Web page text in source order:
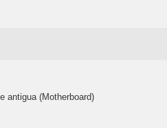
antigua (Motherboard)